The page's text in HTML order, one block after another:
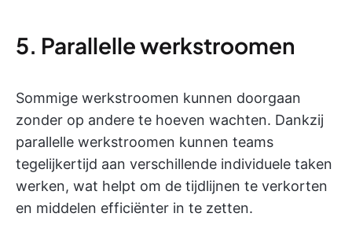
5. Parallelle werkstroomen
Sommige werkstroomen kunnen doorgaan
zonder op andere te hoeven wachten. Dankzij
parallelle werkstroomen kunnen teams
tegelijkertijd aan verschillende individuele taken
werken, wat helpt om de tijdlijnen te verkorten
en middelen efficiënter in te zetten.